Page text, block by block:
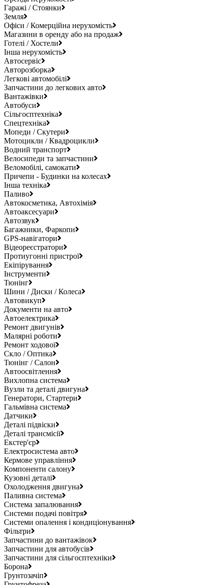
Гаражі / Стоянки
Земля
Офіси / Комерційна нерухомість
Магазини в оренду або на продаж
Готелі / Хостели
Інша нерухомість
Автосервіс
Авторозборка
Легкові автомобілі
Запчастини до легкових авто
Вантажівки
Автобуси
Сільгосптехніка
Спецтехніка
Мопеди / Скутери
Мотоцикли / Квадроцикли
Водний транспорт
Велосипеди та запчастини
Веломобілі, самокати
Причепи - Будинки на колесах
Інша техніка
Паливо
Автокосметика, Автохімія
Автоаксесуари
Автозвук
Багажники, Фаркопи
GPS-навігатори
Відеореєстратори
Протиугонні пристрої
Екіпірування
Інструменти
Тюнінг
Шини / Диски / Колеса
Автовикуп
Документи на авто
Автоелектрика
Ремонт двигунів
Малярні роботи
Ремонт ходової
Скло / Оптика
Тюнінг / Салон
Автоосвітлення
Вихлопна система
Вузли та деталі двигуна
Генератори, Стартери
Гальмівна система
Датчики
Деталі підвіски
Деталі трансмісії
Екстер'єр
Електросистема авто
Кермове управління
Компоненти салону
Кузовні деталі
Охолодження двигуна
Паливна система
Система запалювання
Системи подачі повітря
Системи опалення і кондиціонування
Фільтри
Запчастини до вантажівок
Запчастини для автобусів
Запчастини для сільгосптехніки
Борона
Грунтозачіп